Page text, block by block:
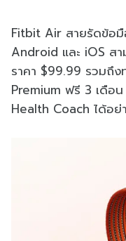
Fitbit Air สายรัดข้อมื
Android และ iOS ส
ราคา $99.99 รวมถึ
Premium ฟรี 3 เดือ
Health Coach ได้อ